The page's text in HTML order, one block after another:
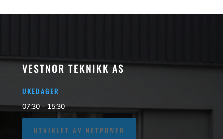
VESTNOR TEKNIKK AS
UKEDAGER
07:30 – 15:30
UTVIKLET AV NETPOWER